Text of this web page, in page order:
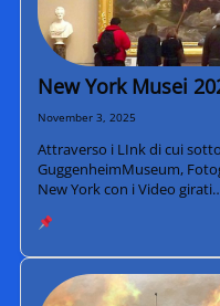
New York Musei
November 3, 2025
Attraverso i LInk di cui
GuggenheimMuseum,
New York con i Video